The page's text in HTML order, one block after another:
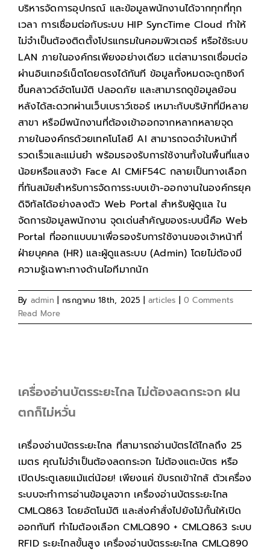
บริหารจัดการอุปกรณ์ และข้อมูลพนักงานได้จากทุกที่ทุก
เวลา การเชื่อมต่อกับระบบ HIP SyncTime Cloud ทำให้
ไม่จำเป็นต้องติดตั้งโปรแกรมในคอมพิวเตอร์ หรือใช้ระบบ
LAN ภายในองค์กรเพียงอย่างเดียว แต่สามารถเชื่อมต่อ
ผ่านอินเทอร์เน็ตโดยตรงได้ทันที ข้อมูลทั้งหมดจะถูกซิงก์
ขึ้นคลาวด์อัตโนมัติ ปลอดภัย และสามารถดูข้อมูลย้อน
หลังได้สะดวกผ่านเว็บเบราว์เซอร์ เหมาะกับบริษัทที่มีหลาย
สาขา หรือมีพนักงานที่ต้องเข้าออกจากหลากหลายจุด
ภายในองค์กรด้วยเทคโนโลยี AI สามารถจดจำใบหน้าที่
รวดเร็วและแม่นยำ พร้อมรองรับการใช้งานทั้งในพื้นที่แสง
น้อยหรือแสงจ้า Face AI CMiF54C กลายเป็นทางเลือก
ที่ทันสมัยสำหรับการจัดการระบบเข้า-ออกงานในองค์กรยุค
ดิจิทัลได้อย่างลงตัว Web Portal สำหรับผู้ดูแล ใน
จัดการข้อมูลพนักงาน จุดเด่นสำคัญของระบบนี้คือ Web
Portal ที่ออกแบบมาเพื่อรองรับการใช้งานของเจ้าหน้าที่
ฝ่ายบุคคล (HR) และผู้ดูแลระบบ (Admin) โดยไม่ต้องมี
ความรู้เฉพาะทางด้านไอทีมากนัก
By admin | กรกฎาคม 18th, 2025 | articles | 0 Comments
Read More
เครื่องอ่านบัตรระยะไกล ไม่ต้องลดกระจก ฝน
ตกก็ไม่หวั่น
เครื่องอ่านบัตรระยะไกล ที่สามารถอ่านบัตรได้ไกลถึง 25
เมตร คุณไม่จำเป็นต้องลดกระจก ไม่ต้องแตะบัตร หรือ
เปิดประตูเลยแม้แต่น้อย! เพียงแค่ ขับรถเข้าใกล้ ตัวเครื่อง
ระบบจะทำการอ่านข้อมูลจาก เครื่องอ่านบัตรระยะไกล
CMLQ863 โดยอัตโนมัติ และส่งคำสั่งไปยังไม้กั้นให้เปิด
ออกทันที ทำไมต้องเลือก CMLQ890 + CMLQ863 ระบบ
RFID ระยะไกลขั้นสูง เครื่องอ่านบัตรระยะไกล CMLQ890